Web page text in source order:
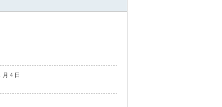
月 4 日